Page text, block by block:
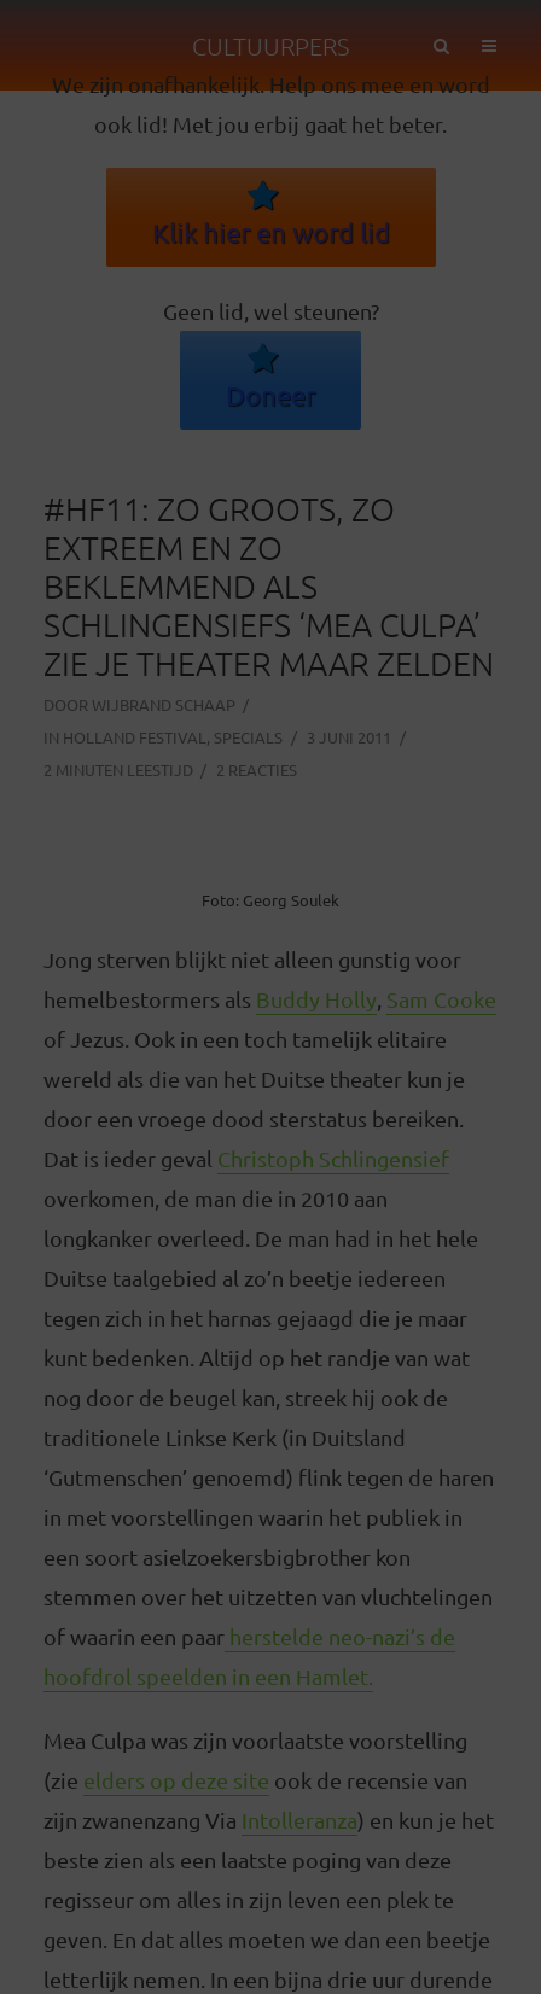
CULTUURPERS
We zijn onafhankelijk. Help ons mee en word
ook lid! Met jou erbij gaat het beter.
Klik hier en word lid
Geen lid, wel steunen?
Doneer
#HF11: ZO GROOTS, ZO
EXTREEM EN ZO
BEKLEMMEND ALS
SCHLINGENSIEFS ‘MEA CULPA’
ZIE JE THEATER MAAR ZELDEN
DOOR WIJBRAND SCHAAP
IN HOLLAND FESTIVAL , SPECIALS
3 JUNI 2011
2 MINUTEN LEESTIJD
2 REACTIES
Foto: Georg Soulek
Jong sterven blijkt niet alleen gunstig voor
hemelbestormers als Buddy Holly, Sam Cooke
of Jezus. Ook in een toch tamelijk elitaire
wereld als die van het Duitse theater kun je
door een vroege dood sterstatus bereiken.
Dat is ieder geval Christoph Schlingensief
overkomen, de man die in 2010 aan
longkanker overleed. De man had in het hele
Duitse taalgebied al zo’n beetje iedereen
tegen zich in het harnas gejaagd die je maar
kunt bedenken. Altijd op het randje van wat
nog door de beugel kan, streek hij ook de
traditionele Linkse Kerk (in Duitsland
‘Gutmenschen’ genoemd) flink tegen de haren
in met voorstellingen waarin het publiek in
een soort asielzoekersbigbrother kon
stemmen over het uitzetten van vluchtelingen
of waarin een paarherstelde neo-nazi’s de
hoofdrol speelden in een Hamlet.
Mea Culpa was zijn voorlaatste voorstelling
(zie elders op deze site ook de recensie van
zijn zwanenzang Via Intolleranza) en kun je het
beste zien als een laatste poging van deze
regisseur om alles in zijn leven een plek te
geven. En dat alles moeten we dan een beetje
letterlijk nemen. In een bijna drie uur durende